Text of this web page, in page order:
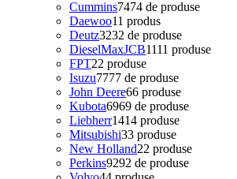
Cummins7474 de produse
Daewoo11 produs
Deutz3232 de produse
DieselMaxJCB1111 produse
FPT22 produse
Isuzu7777 de produse
John Deere66 produse
Kubota6969 de produse
Liebherr1414 produse
Mitsubishi33 produse
New Holland22 produse
Perkins9292 de produse